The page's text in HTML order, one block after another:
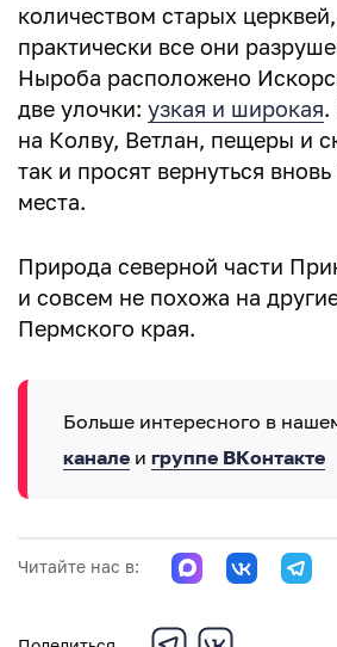
количеством старых
практически все они
Ныроба расположено
две улочки: узкая и широкая.
на Колву, Ветлан, пещеры и
так и просят вернуться
места.
Природа северной части
и совсем не похожа на
Пермского края.
Больше интересного в
канале и группе ВКонтакте
Читайте нас в: